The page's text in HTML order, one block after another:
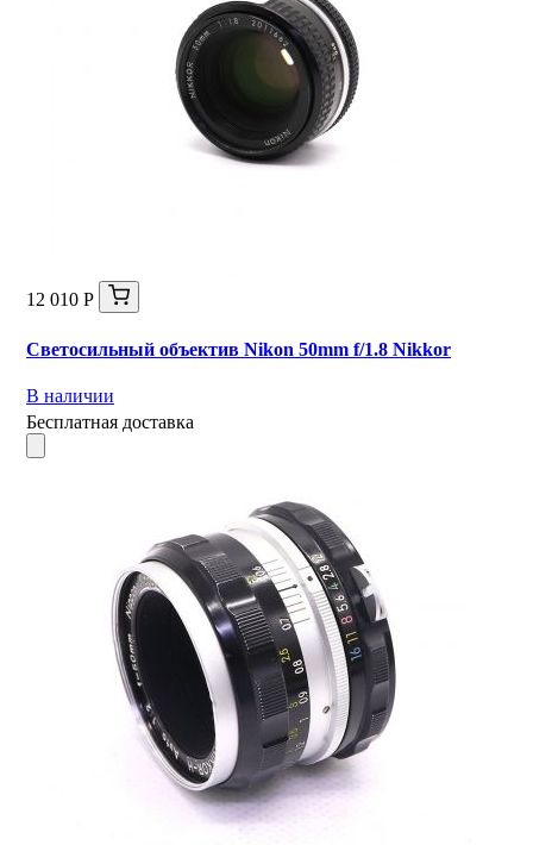
12 010 Р
Светосильный объектив Nikon 50mm f/1.8 Nikkor
В наличии
Бесплатная доставка